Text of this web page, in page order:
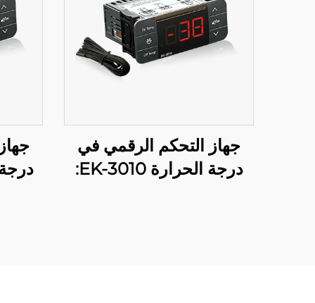
جهاز التحكم الرقمي في
درجة الحرارة EK-3010: